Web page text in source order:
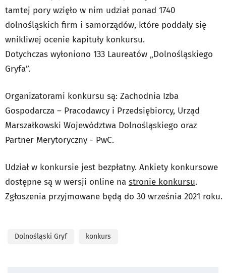
tamtej pory wzięło w nim udział ponad 1740
dolnośląskich firm i samorządów, które poddały się
wnikliwej ocenie kapituły konkursu.
Dotychczas wyłoniono 133 Laureatów „Dolnośląskiego
Gryfa”.
Organizatorami konkursu są: Zachodnia Izba
Gospodarcza – Pracodawcy i Przedsiębiorcy, Urząd
Marszałkowski Województwa Dolnośląskiego oraz
Partner Merytoryczny - PwC.
Udział w konkursie jest bezpłatny. Ankiety konkursowe
dostępne są w wersji online na stronie konkursu.
Zgłoszenia przyjmowane będą do 30 września 2021 roku.
Dolnośląski Gryf konkurs